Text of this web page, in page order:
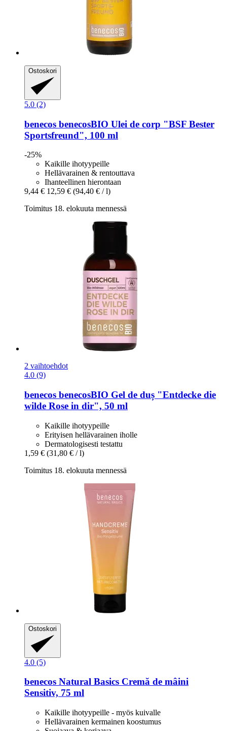
Ostoskori
5.0 (2)
benecos benecosBIO Ulei de corp "BSF Bester
Sportsfreund", 100 ml
-25%
Kaikille ihotyypeille
Hellävarainen & rentouttava
Ihanteellinen hierontaan
9,44 € 12,59 € (94,40 € / l)
Toimitus 18. elokuuta mennessä
2 vaihtoehdot
4.0 (9)
benecos benecosBIO Gel de duș "Entdecke die
wilde Rose in dir", 50 ml
Kaikille ihotyypeille
Erityisen hellävarainen iholle
Dermatologisesti testattu
1,59 € (31,80 € / l)
Toimitus 18. elokuuta mennessä
Ostoskori
4.0 (5)
benecos Natural Basics Cremă de mâini
Sensitiv, 75 ml
Kaikille ihotyypeille - myös kuivalle
Hellävarainen kermainen koostumus